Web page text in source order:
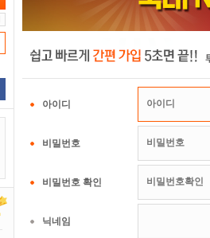
아이디
비밀번호
비밀번호 확인
닉네임